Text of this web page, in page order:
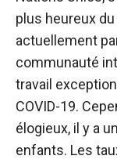
plus heureux
actuellement
communauté
travail
COVID-19.
élogieux, il y a
enfants. Les